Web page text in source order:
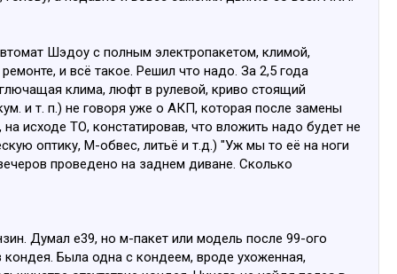
Шэдоу с полным электропакетом, климой,
и всё такое. Решил что надо. За 2,5 года
клима, люфт в рулевой, криво стоящий
и т. п.) не говоря уже о АКП, которая после замены
исходе ТО, констатировав, что вложить надо будет не
оптику, М-обвес, литьё и т.д.) "Уж мы то её на ноги
проведено на заднем диване. Сколько
Думал е39, но м-пакет или модель после 99-ого
Была одна с кондеем, вроде ухоженная,